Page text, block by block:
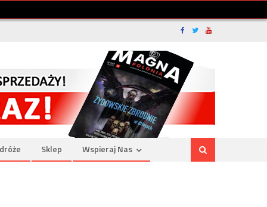
Sklep Wspieraj Nas